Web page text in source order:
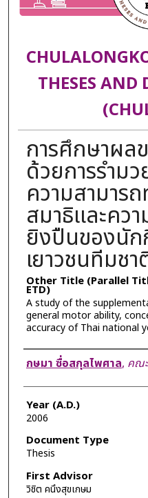
THESES AND
การศึกษาผล
ด้วยการรำม
ความสามาร
สมาธิและคว
ยิงปืนของนั
เยาวชนทีมชา
Other Title (Parallel
ETD)
A study of the
general motor ability,
accuracy of Thai national
Author
กษมา ซื่อสกุลไพศาล, คณ
Year (A.D.)
2006
Document Type
Thesis
First Advisor
วิชิต คนึงสุขเกษม